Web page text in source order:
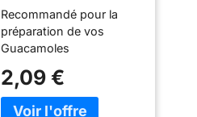
Recommandé pour la
préparation de vos
Guacamoles
préparation de vos
Fajitas, Burritos et autres
2,09 €